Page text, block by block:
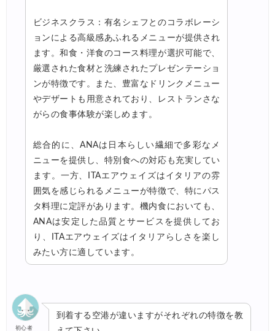
ビジネスクラス：有名シェフとのコラボレーシ
ョンによる高級感あふれるメニューが提供され
ます。和食・洋食のコース料理が選択可能で、
厳選された食材と洗練されたプレゼンテーショ
ンが特徴です。また、豊富なドリンクメニュー
やデザートも用意されており、レストランさな
がらの食事体験が楽しめます。
総合的に、ANAは日本らしい繊細で多彩なメ
ニューを提供し、特別食への対応も充実してい
ます。一方、ITAエアウェイズはイタリアの雰
囲気を感じられるメニューが特徴で、特にパス
タ料理に定評があります。機内食においても、
ANAは安定した品質とサービスを提供してお
り、ITAエアウェイズはイタリアらしさを楽し
みたい方に適しています。
初心者
到着する空港が違いますがそれぞれの特徴を教